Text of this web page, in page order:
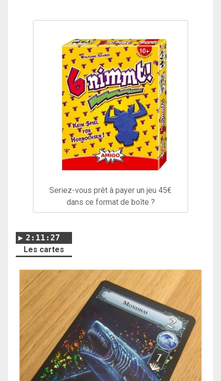
Seriez-vous prêt à payer un jeu 45€
dans ce format de boîte ?
2:11:27
Les cartes